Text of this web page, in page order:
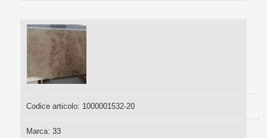
Codice articolo: 1000001532-20
Marca: 33